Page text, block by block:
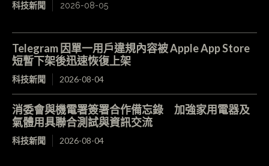
科技新聞 2026-08-05
Telegram 因單一用戶違規內容被 Apple App Store
短暫下架後迅速恢復上架
科技新聞 2026-08-04
消委會與機電署簽署合作備忘錄 加強家用電器及
氣體用具聯合測試與資訊交流
科技新聞 2026-08-04